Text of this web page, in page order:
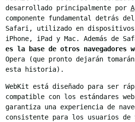
desarrollado principalmente por
componente fundamental detrás
Safari, utilizado en dispositivos
iPhone, iPad y Mac. Además de
es la base de otros navegadores
Opera (que pronto dejarán
esta historia).
WebKit está diseñado para ser
compatible con los estándares
garantiza una experiencia de
consistente para los usuarios